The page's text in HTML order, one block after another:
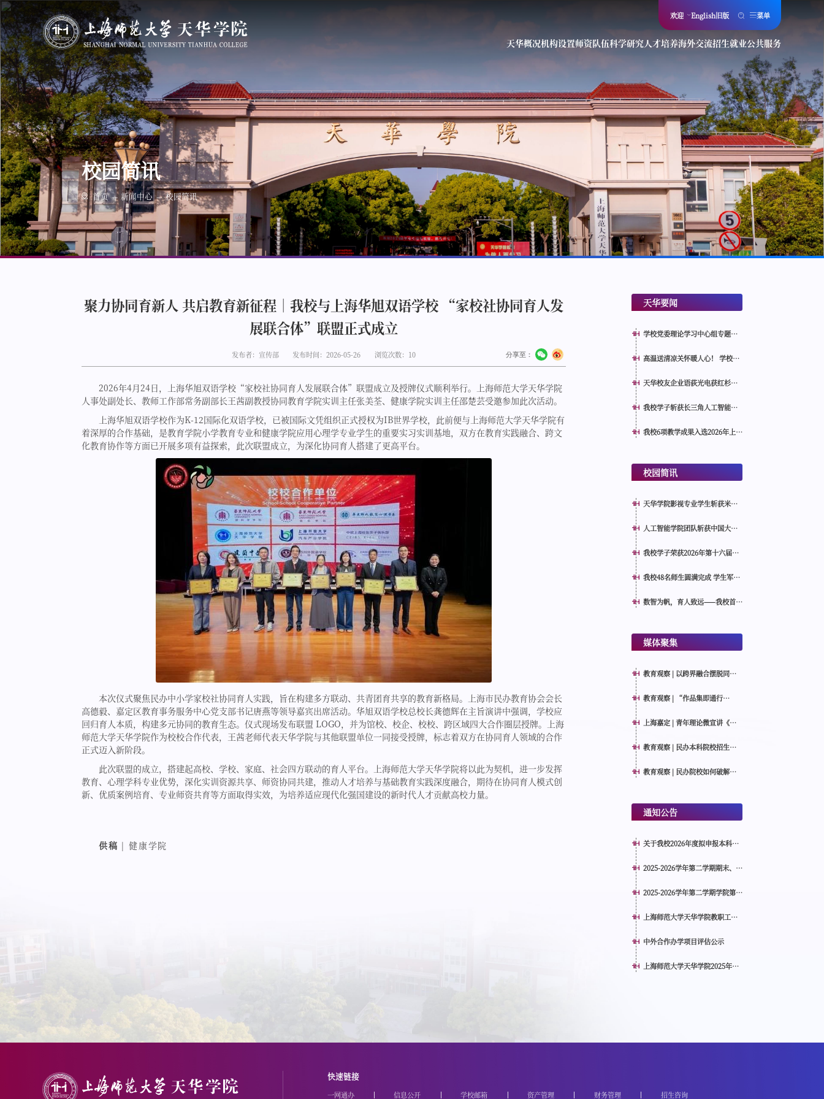
欢迎 English旧版 菜单
天华概况机构设置师资队伍科学研究人才培养海外交流招生就业公共服务
校园简讯
首页 新闻中心 校园简讯
聚力协同育新人 共启教育新征程｜我校与上海华旭双语学校 “家校社协同育人发
展联合体”联盟正式成立
发布者：宣传部 发布时间：2026-05-26 浏览次数： 10 分享至：
2026年4月24日，上海华旭双语学校“家校社协同育人发展联合体”联盟成立及授牌仪式顺利举行。上海师范大学天华学院
人事处副处长、教师工作部常务副部长王茜副教授协同教育学院实训主任张美荃、健康学院实训主任邵楚芸受邀参加此次活动。
上海华旭双语学校作为K-12国际化双语学校，已被国际文凭组织正式授权为IB世界学校，此前便与上海师范大学天华学院有
着深厚的合作基础，是教育学院小学教育专业和健康学院应用心理学专业学生的重要实习实训基地，双方在教育实践融合、跨文
化教育协作等方面已开展多项有益探索，此次联盟成立，为深化协同育人搭建了更高平台。
本次仪式聚焦民办中小学家校社协同育人实践，旨在构建多方联动、共青团育共享的教育新格局。上海市民办教育协会会长
高德毅、嘉定区教育事务服务中心党支部书记唐燕等领导嘉宾出席活动。华旭双语学校总校长龚德辉在主旨演讲中强调，学校应
回归育人本质，构建多元协同的教育生态。仪式现场发布联盟 LOGO，并为馆校、校企、校校、跨区域四大合作圈层授牌。上海
师范大学天华学院作为校校合作代表，王茜老师代表天华学院与其他联盟单位一同接受授牌，标志着双方在协同育人领域的合作
正式迈入新阶段。
此次联盟的成立，搭建起高校、学校、家庭、社会四方联动的育人平台。上海师范大学天华学院将以此为契机，进一步发挥
教育、心理学科专业优势，深化实训资源共享、师资协同共建，推动人才培养与基础教育实践深度融合，期待在协同育人模式创
新、优质案例培育、专业师资共育等方面取得实效，为培养适应现代化强国建设的新时代人才贡献高校力量。
供稿 | 健康学院
天华要闻
学校党委理论学习中心组专题学
高温送清凉关怀暖人心！ 学校领
天华校友企业语荻光电获红杉中
我校学子斩获长三角人工智能奥
工智能大会分论坛接受表彰
我校6项教学成果入选2026年上海
校园简讯
天华学院影视专业学生斩获米兰
人工智能学院团队斩获中国大学
我校学子荣获2026年第十六届
一等奖
我校48名师生圆满完成 学生军训
数智为帆，育人致远——我校首届
媒体聚集
教育观察 | 以跨界融合摆脱同质
业如何特色育人？
教育观察 | “作品集即通行
设计创作者”
上海嘉定 | 青年理论微宣讲《青
教育观察 | 民办本科院校招生如
转型，走高质量特色发展之路
教育观察 | 民办院校如何破解高
通知公告
关于我校2026年度拟申报本科专
2025-2026学年第二学期期末、
2025-2026学年第二学期学院第
上海师范大学天华学院教职工班
中外合作办学项目评估公示
上海师范大学天华学院2025年度
快速链接
一网通办 信息公开 学校邮箱 资产管理 财务管理 招生咨询